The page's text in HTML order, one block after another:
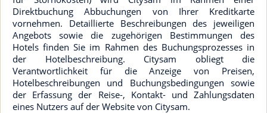
Direktbuchung Abbuchungen von Ihrer Kreditkarte
vornehmen. Detaillierte Beschreibungen des jeweiligen
Angebots sowie die zugehörigen Bestimmungen des
Hotels finden Sie im Rahmen des Buchungsprozesses in
der Hotelbeschreibung. Citysam obliegt die
Verantwortlichkeit für die Anzeige von Preisen,
Hotelbeschreibungen und Buchungsbedingungen sowie
der Erfassung der Reise-, Kontakt- und Zahlungsdaten
eines Nutzers auf der Website von Citysam.